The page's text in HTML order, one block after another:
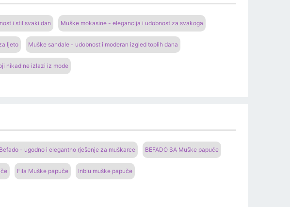
i stil svaki dan Muške mokasine - elegancija i udobnost za svakoga
ljeto Muške sandale - udobnost i moderan izgled toplih dana
nikad ne izlazi iz mode
- ugodno i elegantno rješenje za muškarce BEFADO SA Muške papuče
Fila Muške papuče Inblu muške papuče